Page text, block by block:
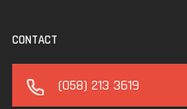
CONTACT
(058) 213 3619